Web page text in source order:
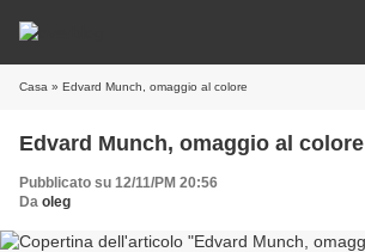
Casa » Edvard Munch, omaggio al colore
Edvard Munch, omaggio al colore
Pubblicato su 12/11/PM 20:56
Da oleg